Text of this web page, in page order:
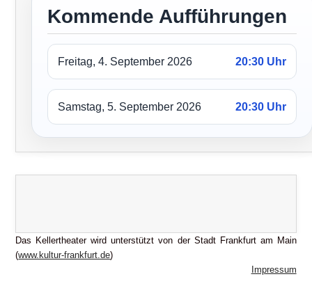
Kommende Aufführungen
Freitag, 4. September 2026 20:30 Uhr
Samstag, 5. September 2026 20:30 Uhr
Das Kellertheater wird unterstützt von der Stadt Frankfurt am Main
(www.kultur-frankfurt.de)
Impressum